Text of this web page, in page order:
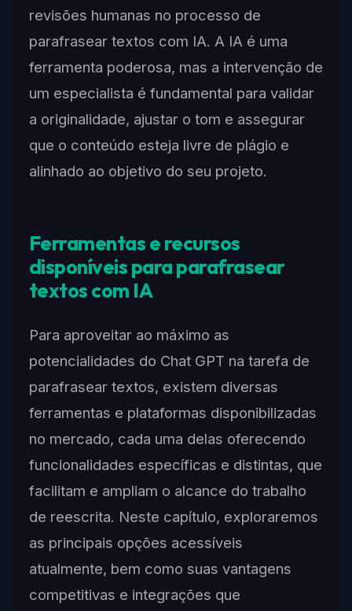
revisões humanas no processo de
parafrasear textos com IA. A IA é uma
ferramenta poderosa, mas a intervenção de
um especialista é fundamental para validar
a originalidade, ajustar o tom e assegurar
que o conteúdo esteja livre de plágio e
alinhado ao objetivo do seu projeto.
Ferramentas e recursos
disponíveis para parafrasear
textos com IA
Para aproveitar ao máximo as
potencialidades do Chat GPT na tarefa de
parafrasear textos, existem diversas
ferramentas e plataformas disponibilizadas
no mercado, cada uma delas oferecendo
funcionalidades específicas e distintas, que
facilitam e ampliam o alcance do trabalho
de reescrita. Neste capítulo, exploraremos
as principais opções acessíveis
atualmente, bem como suas vantagens
competitivas e integrações que